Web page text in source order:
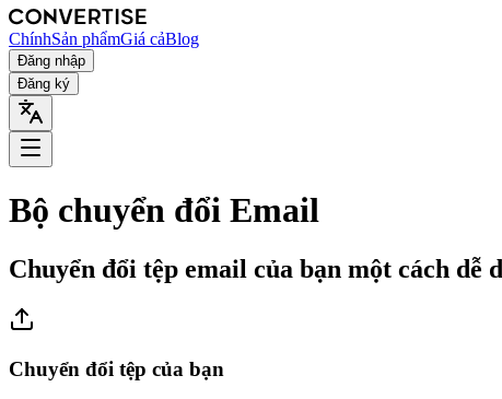
ChínhSản phẩmGiá cảBlog
Đăng nhập
Đăng ký
Bộ chuyển đổi Email
Chuyển đổi tệp email của bạn một cách dễ
Chuyển đổi tệp của bạn